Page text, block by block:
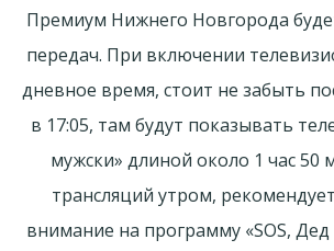
Премиум Нижнего Новгорода
передач. При включении
дневное время, стоит не забыть
в 17:05, там будут показывать
мужски» длиной около 1 час 50
трансляций утром,
внимание на программу «SOS,